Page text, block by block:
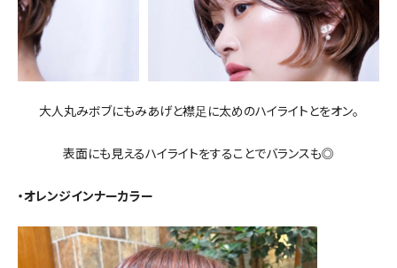
大人丸みボブにもみあげと襟足に太めのハイライトとをオン。
表面にも見えるハイライトをすることでバランスも◎
・オレンジインナーカラー